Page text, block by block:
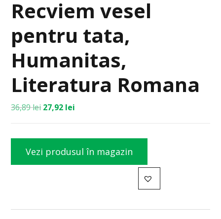
Recviem vesel
pentru tata,
Humanitas,
Literatura Romana
36,89lei 27,92 lei
Vezi produsul în magazin